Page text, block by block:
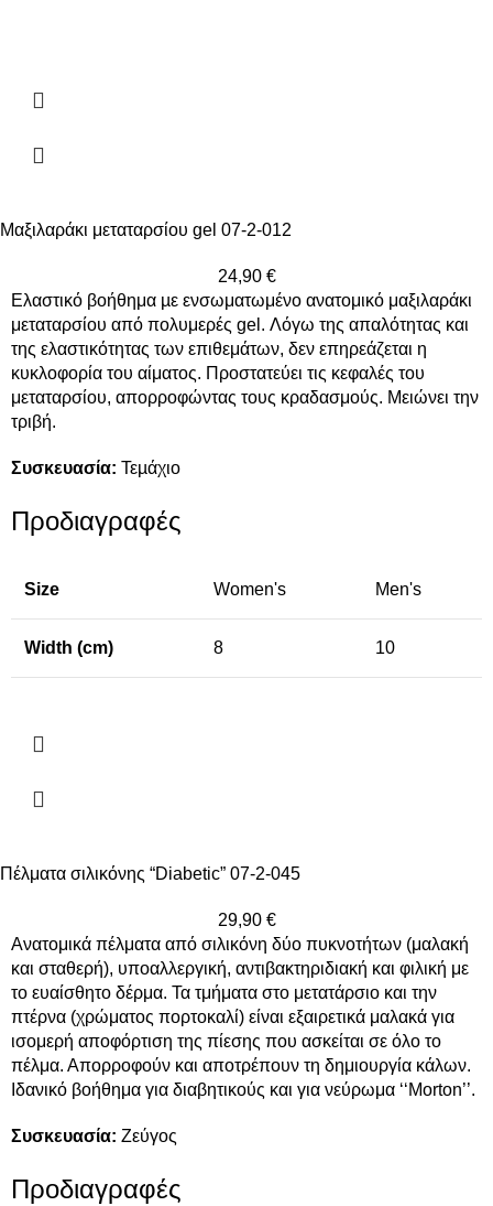
Μαξιλαράκι μεταταρσίου gel 07-2-012
24,90 €
Ελαστικό βοήθημα µε ενσωματωμένο ανατομικό μαξιλαράκι
μεταταρσίου από πολυμερές gel. Λόγω της απαλότητας και
της ελαστικότητας των επιθεμάτων, δεν επηρεάζεται η
κυκλοφορία του αίματος. Προστατεύει τις κεφαλές του
μεταταρσίου, απορροφώντας τους κραδασμούς. Μειώνει την
τριβή.
Συσκευασία: Τεµάχιο
Προδιαγραφές
Size Women's Men's
Width (cm) 8 10
Πέλματα σιλικόνης “Diabetic” 07-2-045
29,90 €
Ανατομικά πέλματα από σιλικόνη δύο πυκνοτήτων (μαλακή
και σταθερή), υποαλλεργική, αντιβακτηριδιακή και φιλική με
το ευαίσθητο δέρμα. Τα τμήματα στο μετατάρσιο και την
πτέρνα (χρώματος πορτοκαλί) είναι εξαιρετικά μαλακά για
ισομερή αποφόρτιση της πίεσης που ασκείται σε όλο το
πέλμα. Απορροφούν και αποτρέπουν τη δημιουργία κάλων.
Ιδανικό βοήθημα για διαβητικούς και για νεύρωμα ‘‘Μorton’’.
Συσκευασία: Ζεύγος
Προδιαγραφές